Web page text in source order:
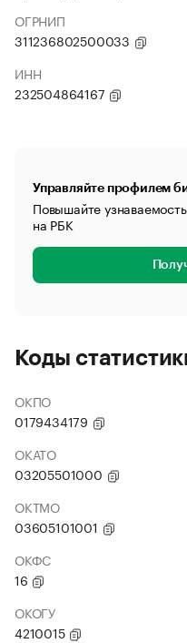
ОГРНИП
311236802500033
ИНН
232504864167
Управляйте профилем
Повышайте
на РБК
Коды
ОКПО
0179434179
ОКАТО
03205501000
ОКТМО
03605101001
ОКФС
16
ОКОГУ
4210015